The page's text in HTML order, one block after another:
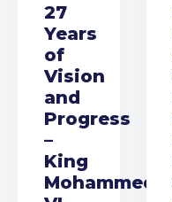
27
Years
of
Vision
and
Progress
–
King
Mohammed